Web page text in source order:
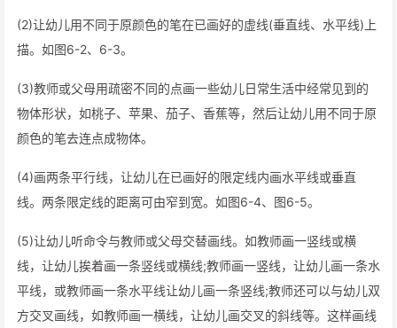
(2)让幼儿用不同于原颜色的笔在已画好的虚线(垂直线、水平线)上
描。如图6-2、6-3。
(3)教师或父母用疏密不同的点画一些幼儿日常生活中经常见到的
物体形状，如桃子、苹果、茄子、香蕉等，然后让幼儿用不同于原
颜色的笔去连点成物体。
(4)画两条平行线，让幼儿在已画好的限定线内画水平线或垂直
线。两条限定线的距离可由窄到宽。如图6-4、图6-5。
(5)让幼儿听命令与教师或父母交替画线。如教师画一竖线或横
线，让幼儿挨着画一条竖线或横线;教师画一竖线，让幼儿画一条水
平线，或教师画一条水平线让幼儿画一条竖线;教师还可以与幼儿双
方交叉画线，如教师画一横线，让幼儿画交叉的斜线等。这样画线